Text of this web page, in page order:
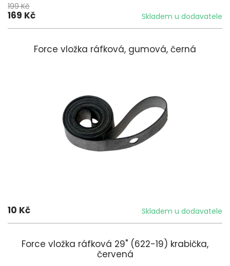
199 Kč
169 Kč Skladem u dodavatele
Force vložka ráfková, gumová, černá
10 Kč Skladem u dodavatele
Force vložka ráfková 29" (622-19) krabička,
červená